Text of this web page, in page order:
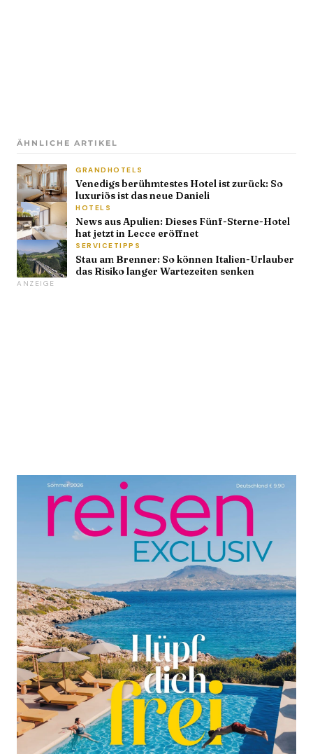
ÄHNLICHE ARTIKEL
GRANDHOTELS
Venedigs berühmtestes Hotel ist zurück: So
luxuriös ist das neue Danieli
HOTELS
News aus Apulien: Dieses Fünf-Sterne-Hotel
hat jetzt in Lecce eröffnet
SERVICETIPPS
Stau am Brenner: So können Italien-Urlauber
das Risiko langer Wartezeiten senken
ANZEIGE